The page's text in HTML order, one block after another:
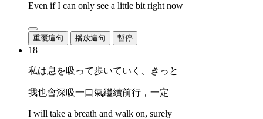
Even if I can only see a little bit right now
重覆這句 播放這句 暫停
18
私は息を吸って歩いていく、きっと
我也會深吸一口氣繼續前行，一定
I will take a breath and walk on, surely